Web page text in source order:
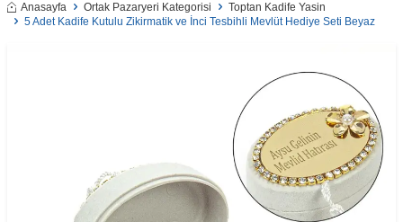
Anasayfa Ortak Pazaryeri Kategorisi
Toptan Kadife Yasin
5 Adet Kadife Kutulu Zikirmatik ve İnci Tesbihli Mevlüt Hediye Seti Beyaz